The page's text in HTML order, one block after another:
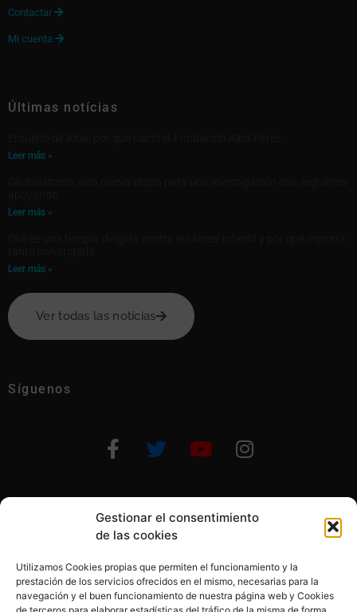
Gestionar el consentimiento
de las cookies
Utilizamos Cookies propias que permiten el funcionamiento y la
prestación de los servicios ofrecidos en el mismo, necesarias para la
navegación y el buen funcionamiento de nuestra página web y Cookies
Contactar 
Mi cuenta 
Últimas notícias
Leer más »
Leer más »
Leer más »
Ver todas las notícias
Síguenos
Otras formas de ayudar